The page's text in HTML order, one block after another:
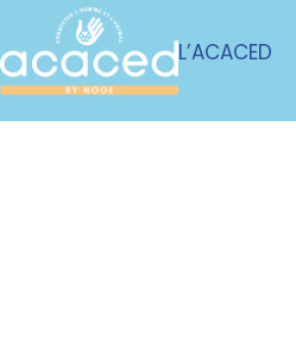
L’ACACED